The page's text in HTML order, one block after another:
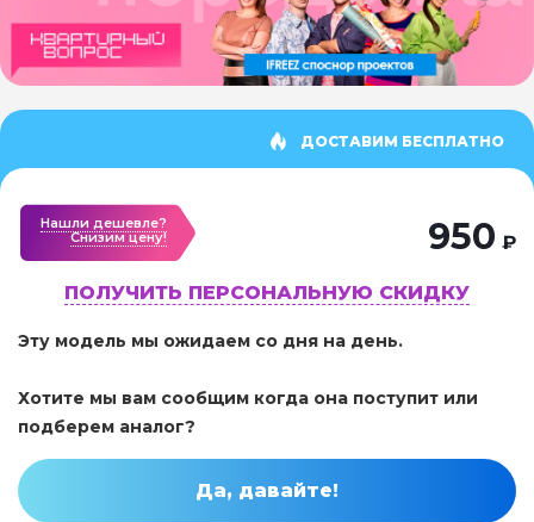
ДОСТАВИМ БЕСПЛАТНО
Нашли дешевле?
Cнизим цену!
950 ₽
ПОЛУЧИТЬ ПЕРСОНАЛЬНУЮ СКИДКУ
Эту модель мы ожидаем со дня на день.
Хотите мы вам сообщим когда она поступит или
подберем аналог?
Да, давайте!